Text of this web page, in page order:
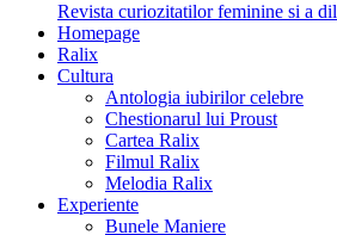
Revista curiozitatilor feminine si a
Homepage
Ralix
Cultura
Antologia iubirilor celebre
Chestionarul lui Proust
Cartea Ralix
Filmul Ralix
Melodia Ralix
Experiente
Bunele Maniere